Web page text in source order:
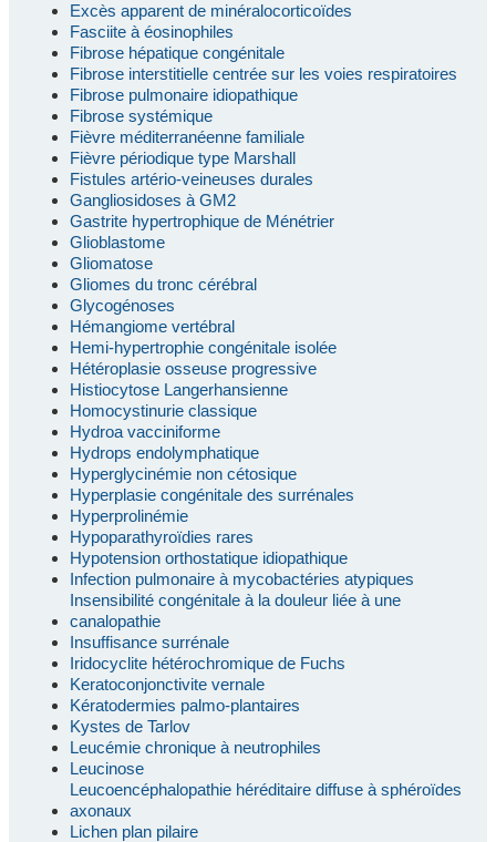
Excès apparent de minéralocorticoïdes
Fasciite à éosinophiles
Fibrose hépatique congénitale
Fibrose interstitielle centrée sur les voies respiratoires
Fibrose pulmonaire idiopathique
Fibrose systémique
Fièvre méditerranéenne familiale
Fièvre périodique type Marshall
Fistules artério-veineuses durales
Gangliosidoses à GM2
Gastrite hypertrophique de Ménétrier
Glioblastome
Gliomatose
Gliomes du tronc cérébral
Glycogénoses
Hémangiome vertébral
Hemi-hypertrophie congénitale isolée
Hétéroplasie osseuse progressive
Histiocytose Langerhansienne
Homocystinurie classique
Hydroa vacciniforme
Hydrops endolymphatique
Hyperglycinémie non cétosique
Hyperplasie congénitale des surrénales
Hyperprolinémie
Hypoparathyroïdies rares
Hypotension orthostatique idiopathique
Infection pulmonaire à mycobactéries atypiques
Insensibilité congénitale à la douleur liée à une
canalopathie
Insuffisance surrénale
Iridocyclite hétérochromique de Fuchs
Keratoconjonctivite vernale
Kératodermies palmo-plantaires
Kystes de Tarlov
Leucémie chronique à neutrophiles
Leucinose
Leucoencéphalopathie héréditaire diffuse à sphéroïdes
axonaux
Lichen plan pilaire